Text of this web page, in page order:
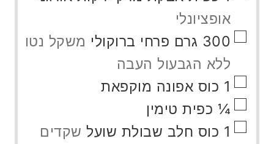
אופציונלי
▢
300 גרם פרחי ברוקולי משקל נטו
ללא הגבעול העבה
▢
1 כוס אפונה מוקפאת
▢
¼ כפית טימין
▢
1 כוס חלב שבולת שועל שקדים